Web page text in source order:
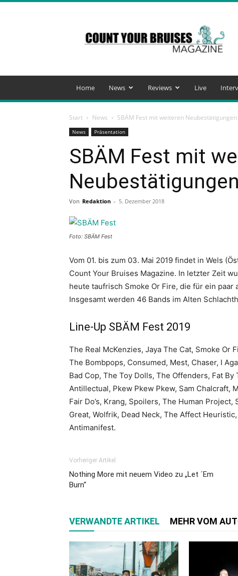
Your
Bruises
Magazine
Home News Reviews Live
Start News SBÄM Fest mit weiteren Neubestätigungen
News Präsentation
SBÄM Fest mit
Neubestätigungen
Von Redaktion - 5. Dezember 2018
Foto: SBÄM Fest
Vom 01. bis zum 03. Mai 2019 findet in Wels
Count Your Bruises Magazine. In letzter Zeit
heute taufrisch Smoke Or Fire, die für ein
Insgesamt werden 46 Bands im Alten
Line-Up SBÄM Fest 2019
The Real McKenzies, Jaya The Cat, Smoke Or
The Bombpops, Consumed, Mest, Chaser, I
Bad Cop, The Toy Dolls, The Offenders, Fat
Antillectual, Pkew Pkew Pkew, Sam Chalcraft,
Fair Do’s, Krang, Spoilers, The Human
Great, Wolfrik, Dead Neck, The Affect
Antimanifest.
Vorheriger Artikel
Nothing More mit neuem Video zu „Let ´Em
Burn“
VERWANDTE ARTIKEL MEHR VOM